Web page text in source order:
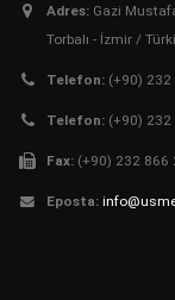
Adres: Gazi
Torbalı - İzmir /
Telefon: (+90)
Telefon: (+90) 232
Fax: (+90) 232 866
Eposta: